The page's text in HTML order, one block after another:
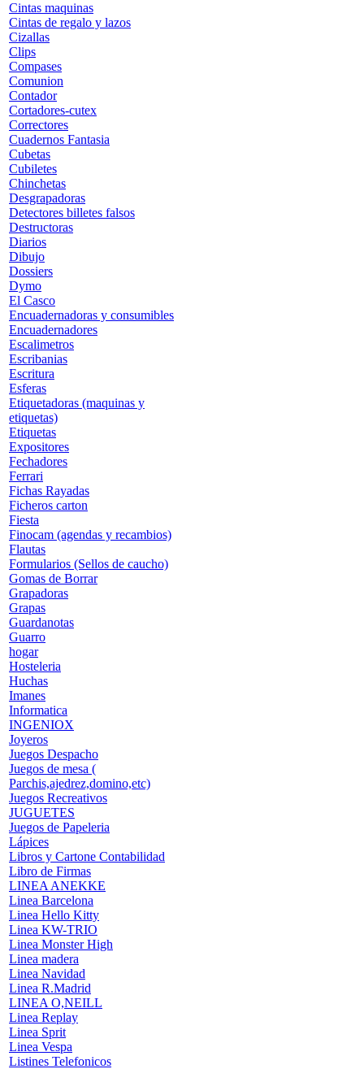
Cintas maquinas
Cintas de regalo y lazos
Cizallas
Clips
Compases
Comunion
Contador
Cortadores-cutex
Correctores
Cuadernos Fantasia
Cubetas
Cubiletes
Chinchetas
Desgrapadoras
Detectores billetes falsos
Destructoras
Diarios
Dibujo
Dossiers
Dymo
El Casco
Encuadernadoras y consumibles
Encuadernadores
Escalimetros
Escribanias
Escritura
Esferas
Etiquetadoras (maquinas y
etiquetas)
Etiquetas
Expositores
Fechadores
Ferrari
Fichas Rayadas
Ficheros carton
Fiesta
Finocam (agendas y recambios)
Flautas
Formularios (Sellos de caucho)
Gomas de Borrar
Grapadoras
Grapas
Guardanotas
Guarro
hogar
Hosteleria
Huchas
Imanes
Informatica
INGENIOX
Joyeros
Juegos Despacho
Juegos de mesa (
Parchis,ajedrez,domino,etc)
Juegos Recreativos
JUGUETES
Juegos de Papeleria
Lápices
Libros y Cartone Contabilidad
Libro de Firmas
LINEA ANEKKE
Linea Barcelona
Linea Hello Kitty
Linea KW-TRIO
Linea Monster High
Linea madera
Linea Navidad
Linea R.Madrid
LINEA O,NEILL
Linea Replay
Linea Sprit
Linea Vespa
Listines Telefonicos